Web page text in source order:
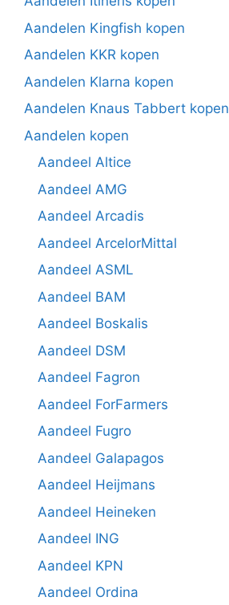
Aandelen Kingfish kopen
Aandelen KKR kopen
Aandelen Klarna kopen
Aandelen Knaus Tabbert kopen
Aandelen kopen
Aandeel Altice
Aandeel AMG
Aandeel Arcadis
Aandeel ArcelorMittal
Aandeel ASML
Aandeel BAM
Aandeel Boskalis
Aandeel DSM
Aandeel Fagron
Aandeel ForFarmers
Aandeel Fugro
Aandeel Galapagos
Aandeel Heijmans
Aandeel Heineken
Aandeel ING
Aandeel KPN
Aandeel Ordina